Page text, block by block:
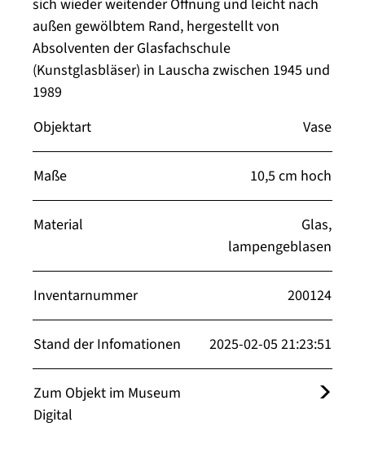
sich wieder weitender Öffnung und leicht nach
außen gewölbtem Rand, hergestellt von
Absolventen der Glasfachschule
(Kunstglasbläser) in Lauscha zwischen 1945 und
1989
Objektart
Vase
Maße 10,5 cm hoch
Material
Glas,
lampengeblasen
Inventarnummer 200124
Stand der Infomationen 2025-02-05 21:23:51
Zum Objekt im Museum
Digital